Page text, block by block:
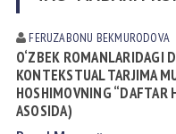
FERUZABONU BEKMURODOVА
O‘ZBEK ROMANLARIDAGI
KONTEKSTUAL TARJIMA
HOSHIMOVNING “DAFTAR
ASOSIDA)